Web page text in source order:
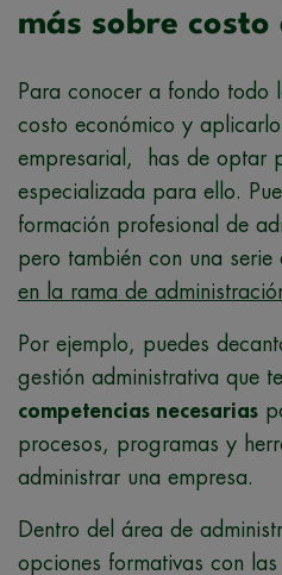
más sobre costo
Para conocer a fondo todo
costo económico y
empresarial, has de optar
especializada para ello.
formación profesional de
pero también con una serie
en la rama de
Por ejemplo, puedes
gestión administrativa que
competencias necesarias
procesos, programas y
administrar una empresa.
Dentro del área de
opciones formativas con